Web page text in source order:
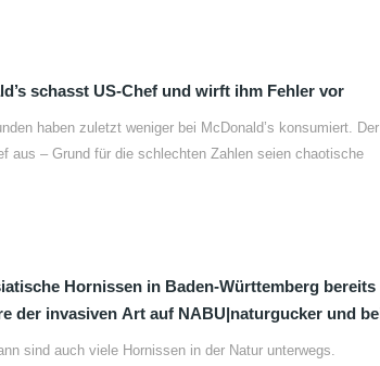
schasst US-Chef und wirft ihm Fehler vor
haben zuletzt weniger bei McDonald’s konsumiert. Der
aus – Grund für die schlechten Zahlen seien chaotische
Hornissen in Baden-Württemberg bereits
sind auch viele Hornissen in der Natur unterwegs.